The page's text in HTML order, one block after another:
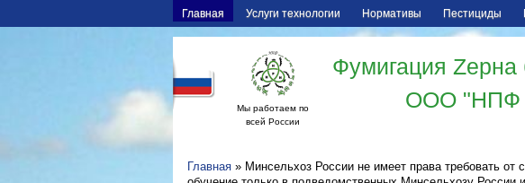
Главная Услуги технологии Нормативы Пестициды
Мы работаем по
всей России
Фумигация
ООО "НПФ
Главная » Минсельхоз России не имеет права требовать от